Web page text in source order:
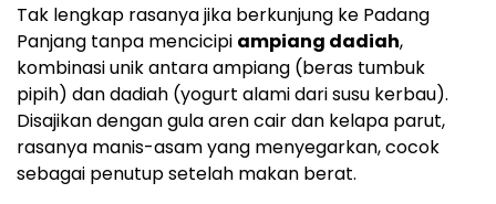
Tak lengkap rasanya jika berkunjung ke Padang
Panjang tanpa mencicipi ampiang dadiah,
kombinasi unik antara ampiang (beras tumbuk
pipih) dan dadiah (yogurt alami dari susu kerbau).
Disajikan dengan gula aren cair dan kelapa parut,
rasanya manis-asam yang menyegarkan, cocok
sebagai penutup setelah makan berat.